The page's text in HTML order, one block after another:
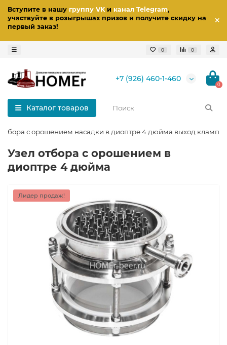
Вступите в нашу группу VKи канал Telegram,
участвуйте в розыгрышах призов и получите скидку на
первый заказ!
0 0
+7 (926) 460-1-460
0
Каталог товаров
отбора с орошением насадки в диоптре 4 дюйма выход кламп
Узел отбора с орошением в
диоптре 4 дюйма
Лидер продаж!